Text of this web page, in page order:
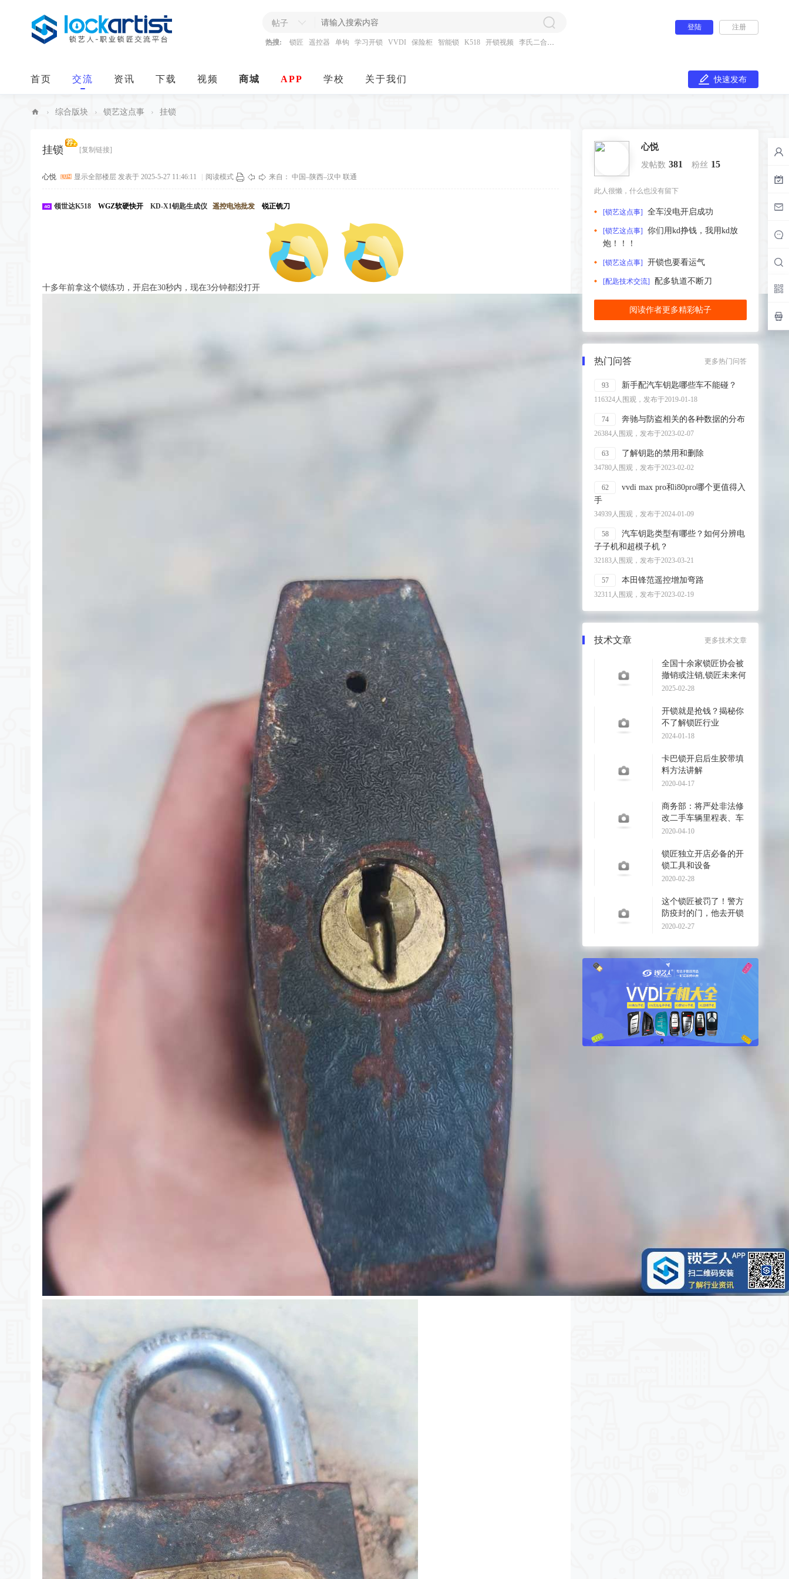
帖子
热搜: 锁匠 遥控器 单钩 学习开锁 VVDI 保险柜 智能锁 K518 开锁视频 李氏二合一
登陆 注册
首页 交流 资讯 下载 视频 商城 APP 学校 关于我们 快速发布
› 综合版块 › 锁艺这点事 › 挂锁
心悦
发帖数 381 粉丝 15
此人很懒，什么也没有留下
[锁艺这点事] 全车没电开启成功
[锁艺这点事]
你们用kd挣钱，我用kd放
炮！！！
[锁艺这点事] 开锁也要看运气
[配匙技术交流] 配多轨道不断刀
阅读作者更多精彩帖子
热门问答 更多热门问答
93 新手配汽车钥匙哪些车不能碰？
116324人围观，发布于2019-01-18
74 奔驰与防盗相关的各种数据的分布
26384人围观，发布于2023-02-07
63 了解钥匙的禁用和删除
34780人围观，发布于2023-02-02
62
vvdi max pro和i80pro哪个更值得入
手
34939人围观，发布于2024-01-09
58
汽车钥匙类型有哪些？如何分辨电
子子机和超模子机？
32183人围观，发布于2023-03-21
57 本田锋范遥控增加弯路
32311人围观，发布于2023-02-19
技术文章 更多技术文章
全国十余家锁匠协会被
撤销或注销,锁匠未来何
去何从?
2025-02-28
开锁就是抢钱？揭秘你
不了解锁匠行业
2024-01-18
卡巴锁开启后生胶带填
料方法讲解
2020-04-17
商务部：将严处非法修
改二手车辆里程表、车
辆识别代码和发动
2020-04-10
锁匠独立开店必备的开
锁工具和设备
2020-02-28
这个锁匠被罚了！警方
防疫封的门，他去开锁
了！
2020-02-27
挂锁 [复制链接]
心悦 显示全部楼层 发表于 2025-5-27 11:46:11 阅读模式 来自： 中国–陕西–汉中 联通
领世达K518 WGZ软硬快开 KD-X1钥匙生成仪 遥控电池批发 锐正铣刀
十多年前拿这个锁练功，开启在30秒内，现在3分钟都没打开